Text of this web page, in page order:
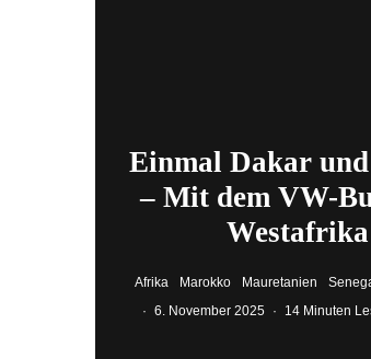
Einmal Dakar
– Mit dem VW-
Westafrika
Afrika Marokko Mauretanien
·
6. November 2025 · 14 Minuten